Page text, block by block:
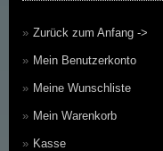
Zurück zum Anfang ->
Mein Benutzerkonto
Meine Wunschliste
Mein Warenkorb
Kasse